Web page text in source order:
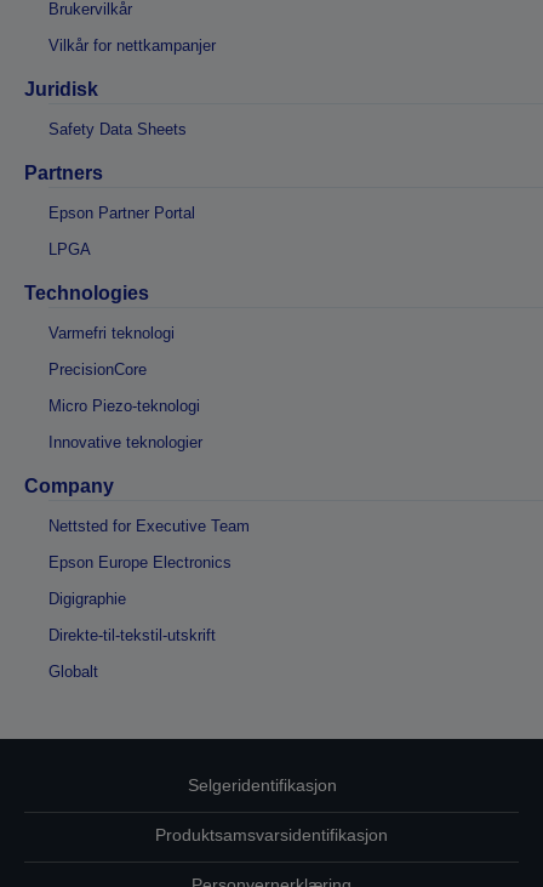
Brukervilkår
Vilkår for nettkampanjer
Juridisk
Safety Data Sheets
Partners
Epson Partner Portal
LPGA
Technologies
Varmefri teknologi
PrecisionCore
Micro Piezo-teknologi
Innovative teknologier
Company
Nettsted for Executive Team
Epson Europe Electronics
Digigraphie
Direkte-til-tekstil-utskrift
Globalt
Selgeridentifikasjon
Produktsamsvarsidentifikasjon